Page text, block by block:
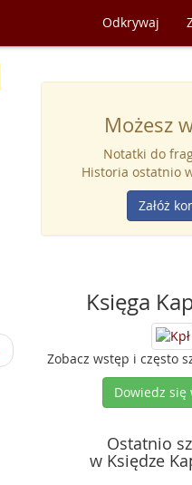
Odkrywaj
Możesz
Notatki do
Historia ostatnio
Załóż
Księga
Zobacz wstęp i często
Dowiedz się
Ostatnio
w Księdze